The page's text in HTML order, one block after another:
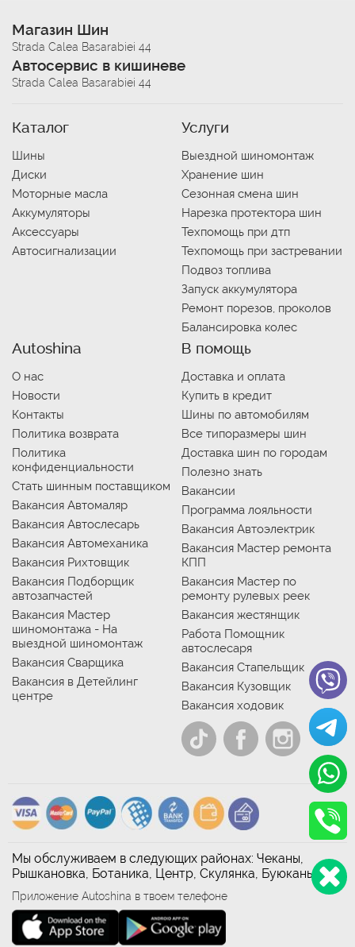
Магазин Шин
Strada Calea Basarabiei 44
Автосервис в кишиневе
Strada Calea Basarabiei 44
Каталог
Шины
Диски
Моторные масла
Аккумуляторы
Аксессуары
Автосигнализации
Услуги
Выездной шиномонтаж
Хранение шин
Сезонная смена шин
Нарезка протектора шин
Техпомощь при дтп
Техпомощь при застревании
Подвоз топлива
Запуск аккумулятора
Ремонт порезов, проколов
Балансировка колес
Autoshina
О нас
Новости
Контакты
Политика возврата
Политика
конфиденциальности
Стать шинным поставщиком
Вакансия Автомаляр
Вакансия Автослесарь
Вакансия Автомеханика
Вакансия Рихтовщик
Вакансия Подборщик
автозапчастей
Вакансия Мастер
шиномонтажа - На
выездной шиномонтаж
Вакансия Сварщика
Вакансия в Детейлинг
центре
В помощь
Доставка и оплата
Купить в кредит
Шины по автомобилям
Все типоразмеры шин
Доставка шин по городам
Полезно знать
Вакансии
Программа лояльности
Вакансия Автоэлектрик
Вакансия Мастер ремонта
КПП
Вакансия Мастер по
ремонту рулевых реек
Вакансия жестянщик
Работа Помощник
автослесаря
Вакансия Стапельщик
Вакансия Кузовщик
Вакансия ходовик
Мы обслуживаем в следующих районах: Чеканы,
Рышкановка, Ботаника, Центр, Скулянка, Буюканы
Приложение Autoshina в твоем телефоне